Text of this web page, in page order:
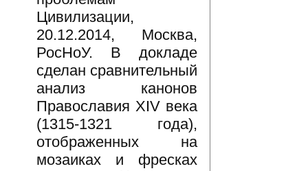
Цивилизации,
20.12.2014, Москва,
РосНоУ. В докладе
сделан сравнительный
анализ канонов
Православия XIV века
(1315-1321 года),
отображенных на
мозаиках и фресках